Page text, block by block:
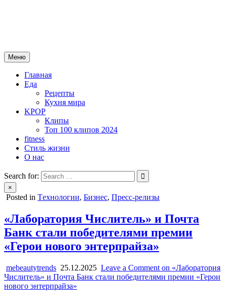
Меню
Главная
Еда
Рецепты
Кухня мира
KPOP
Клипы
Топ 100 клипов 2024
fitness
Стиль жизни
О нас
Search for:
×
Posted in Tехнологии, Бизнес, Пресс-релизы
«Лаборатория Числитель» и Почта
Банк стали победителями премии
«Герои нового энтерпрайза»
mebeautytrends 25.12.2025 Leave a Comment on «Лаборатория
Числитель» и Почта Банк стали победителями премии «Герои
нового энтерпрайза»